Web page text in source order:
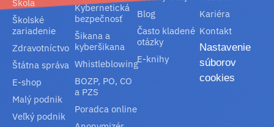
Škola
Školské
zariadenie
Zdravotníctvo
Štátna správa
E-shop
Malý podnik
Veľký podnik
Kybernetická
bezpečnosť
Šikana a
kyberšikana
Whistleblowing
BOZP, PO, CO
a PZS
Poradca online
Blog
Často kladené
otázky
E-knihy
Kariéra
Kontakt
Nastavenie
súborov
cookies